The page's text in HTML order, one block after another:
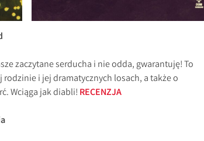
zaczytane serducha i nie odda, gwarantuję! To
i jej dramatycznych losach, a także o
Wciąga jak diabli! RECENZJA